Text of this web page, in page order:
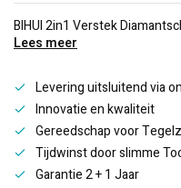
BIHUI 2in1 Verstek
Lees meer
Levering uitsluitend via
Innovatie en kwaliteit
Gereedschap voor
Tijdwinst door slimme
Garantie 2 + 1 Jaar